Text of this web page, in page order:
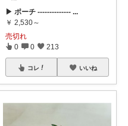
▶ ポーチ -------------- ...
￥ 2,530～
売切れ
0 0 213
コレ いいね